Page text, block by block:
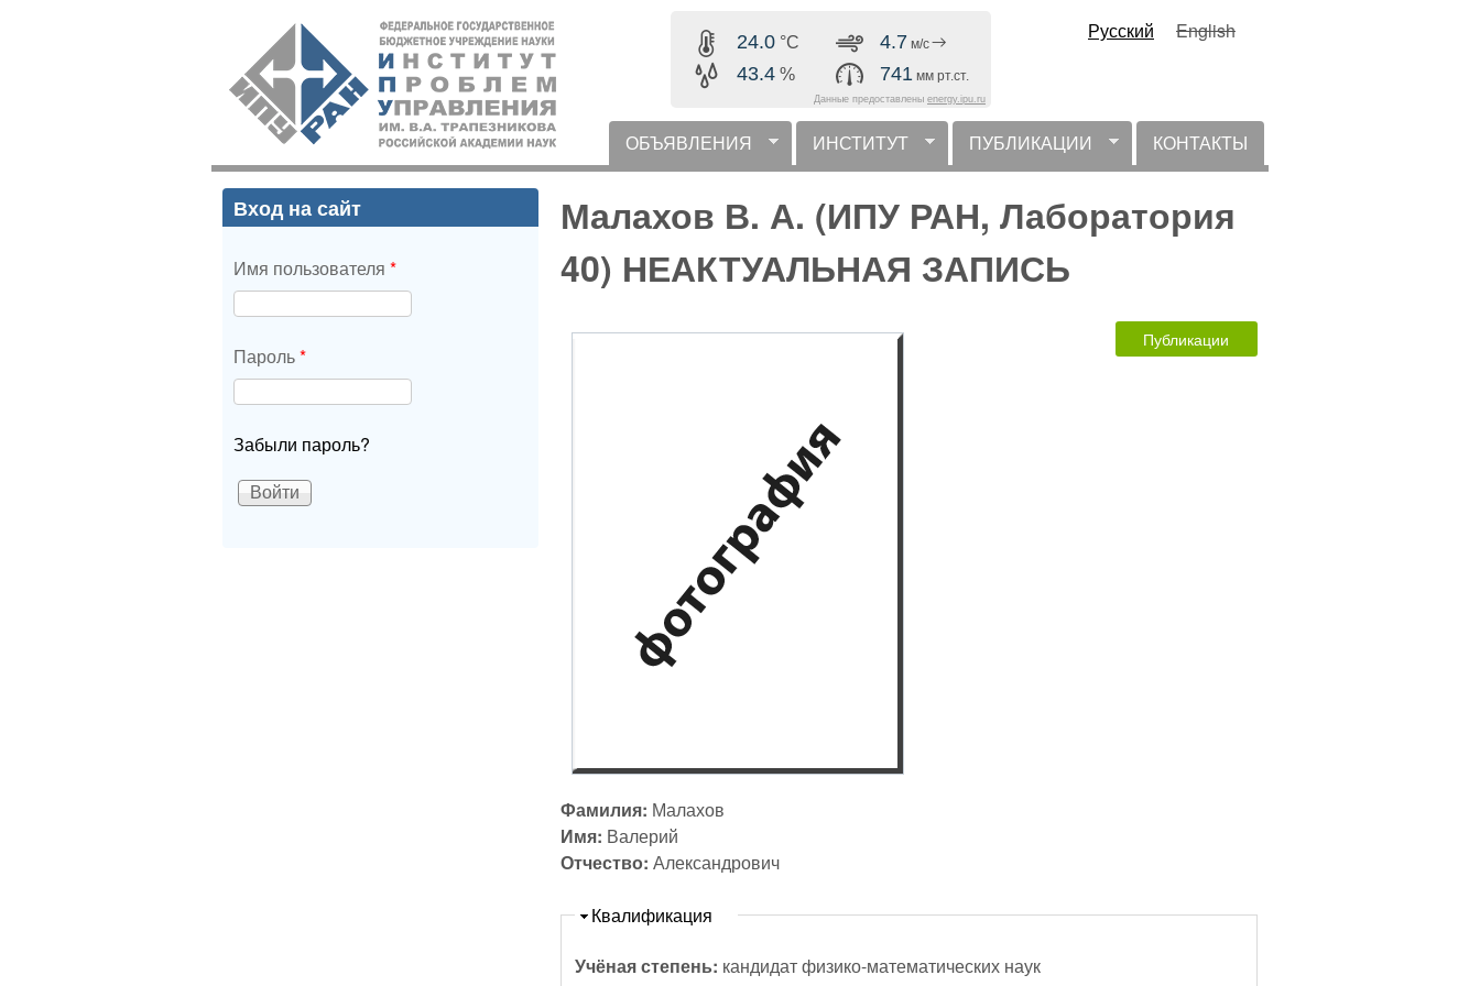
содержанию
ИПУ
РАН
24.0 °C
43.4 %
4.7 м/с
741 мм рт.ст.
Данные предоставлены energy.ipu.ru
Русский English
горизонтальное меню
ОБЪЯВЛЕНИЯ ИНСТИТУТ ПУБЛИКАЦИИ КОНТАКТЫ
Малахов В. А. (ИПУ РАН, Лаборатория
40) НЕАКТУАЛЬНАЯ ЗАПИСЬ
Публикации
Фамилия: Малахов
Имя: Валерий
Отчество:Александрович
Скрыть
Квалификация
Учёная степень: кандидат физико-математических наук
Вход на сайт
Имя пользователя *
Пароль*
Забыли пароль?